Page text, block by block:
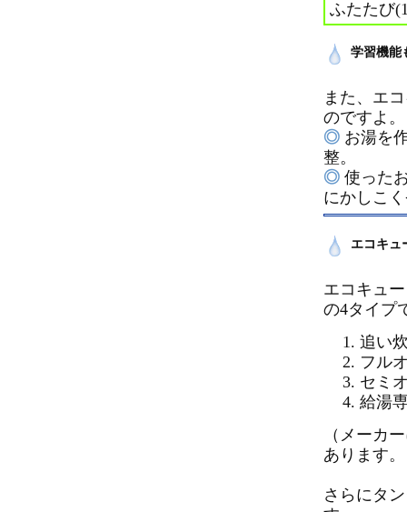
ふたたび
学習機能
また、エ
のですよ。
◎ お湯を
整。
◎ 使った
にかしこ
エコキュ
エコキュ
の4タイプ
追い
フル
セミ
給湯
（メーカ
あります
さらにタ